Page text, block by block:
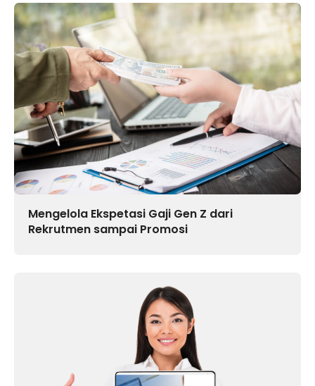
Mengelola Ekspetasi Gaji Gen Z dari
Rekrutmen sampai Promosi